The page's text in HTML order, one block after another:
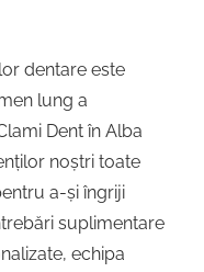
dentare este
lung a
Dent în Alba
noștri toate
a-și îngriji
suplimentare
echipa